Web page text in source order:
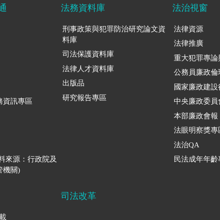
資訊專區
來源：行政院及
機關)
法務資料庫
刑事政策與犯罪防治研究論文資
料庫
司法保護資料庫
法律人才資料庫
出版品
研究報告專區
法治視窗
法律資源
法律推廣
重大犯罪專論
公務員廉政倫
國家廉政建設
中央廉政委員
本部廉政會報
法眼明察獎專
法治QA
民法成年年齡
司法改革